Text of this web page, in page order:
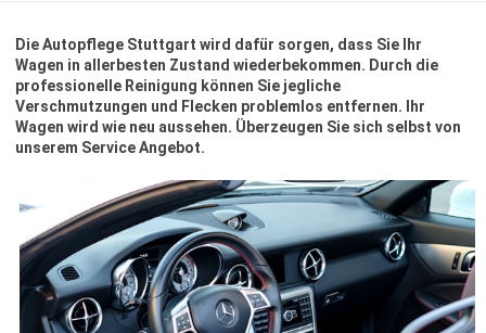
Die Autopflege Stuttgart wird dafür sorgen, dass Sie Ihr
Wagen in allerbesten Zustand wiederbekommen. Durch die
professionelle Reinigung können Sie jegliche
Verschmutzungen und Flecken problemlos entfernen. Ihr
Wagen wird wie neu aussehen. Überzeugen Sie sich selbst von
unserem Service Angebot.